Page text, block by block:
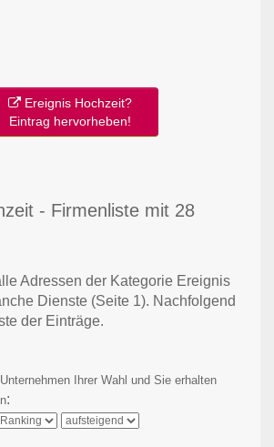
Ereignis Hochzeit?
Eintrag hervorheben!
- Firmenliste mit 28
Adressen der Kategorie Ereignis
Dienste (Seite 1). Nachfolgend
der Einträge.
Ihrer Wahl und Sie erhalten
: